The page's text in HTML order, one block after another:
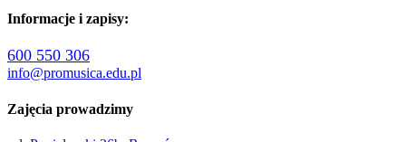
Informacje i zapisy:
600 550 306
info@promusica.edu.pl
Zajęcia prowadzimy